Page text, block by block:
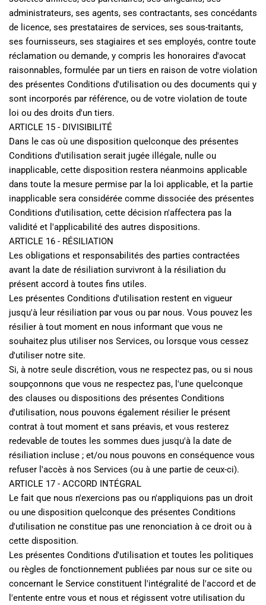
administrateurs, ses agents, ses contractants, ses concédants
de licence, ses prestataires de services, ses sous-traitants,
ses fournisseurs, ses stagiaires et ses employés, contre toute
réclamation ou demande, y compris les honoraires d'avocat
raisonnables, formulée par un tiers en raison de votre violation
des présentes Conditions d'utilisation ou des documents qui y
sont incorporés par référence, ou de votre violation de toute
loi ou des droits d'un tiers.
ARTICLE 15 - DIVISIBILITÉ
Dans le cas où une disposition quelconque des présentes
Conditions d'utilisation serait jugée illégale, nulle ou
inapplicable, cette disposition restera néanmoins applicable
dans toute la mesure permise par la loi applicable, et la partie
inapplicable sera considérée comme dissociée des présentes
Conditions d'utilisation, cette décision n'affectera pas la
validité et l'applicabilité des autres dispositions.
ARTICLE 16 - RÉSILIATION
Les obligations et responsabilités des parties contractées
avant la date de résiliation survivront à la résiliation du
présent accord à toutes fins utiles.
Les présentes Conditions d'utilisation restent en vigueur
jusqu'à leur résiliation par vous ou par nous. Vous pouvez les
résilier à tout moment en nous informant que vous ne
souhaitez plus utiliser nos Services, ou lorsque vous cessez
d'utiliser notre site.
Si, à notre seule discrétion, vous ne respectez pas, ou si nous
soupçonnons que vous ne respectez pas, l'une quelconque
des clauses ou dispositions des présentes Conditions
d'utilisation, nous pouvons également résilier le présent
contrat à tout moment et sans préavis, et vous resterez
redevable de toutes les sommes dues jusqu'à la date de
résiliation incluse ; et/ou nous pouvons en conséquence vous
refuser l'accès à nos Services (ou à une partie de ceux-ci).
ARTICLE 17 - ACCORD INTÉGRAL
Le fait que nous n'exercions pas ou n'appliquions pas un droit
ou une disposition quelconque des présentes Conditions
d'utilisation ne constitue pas une renonciation à ce droit ou à
cette disposition.
Les présentes Conditions d'utilisation et toutes les politiques
ou règles de fonctionnement publiées par nous sur ce site ou
concernant le Service constituent l'intégralité de l'accord et de
l'entente entre vous et nous et régissent votre utilisation du